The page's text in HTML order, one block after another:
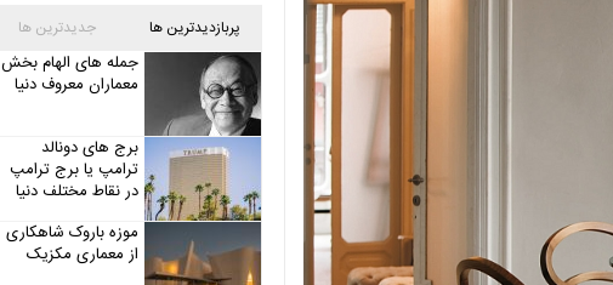
پربازدیدترین ها جدیدترین ها
جمله های الهام بخش
معماران معروف دنیا
برج های دونالد
ترامپ یا برج ترامپ
در نقاط مختلف دنیا
موزه باروک شاهکاری
از معماری مکزیک